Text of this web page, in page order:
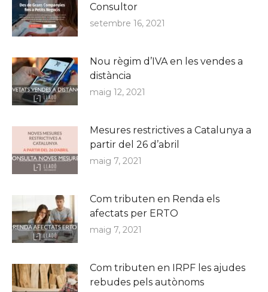
Consultor
setembre 16, 2021
Nou règim d’IVA en les vendes a
distància
maig 12, 2021
Mesures restrictives a Catalunya a
partir del 26 d’abril
maig 7, 2021
Com tributen en Renda els
afectats per ERTO
maig 7, 2021
Com tributen en IRPF les ajudes
rebudes pels autònoms